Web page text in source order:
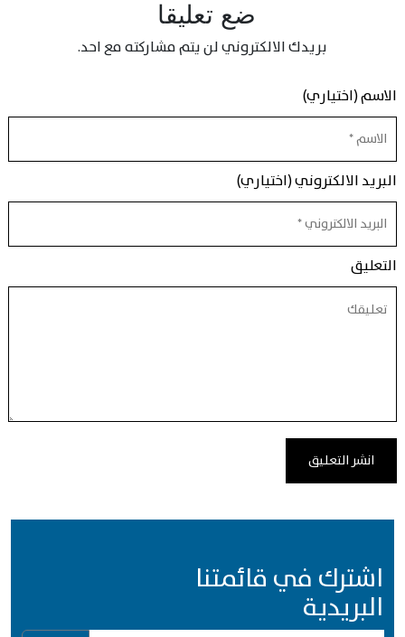
ضع تعليقا
بريدك الالكتروني لن يتم مشاركته مع احد.
الاسم (اختياري)
البريد الالكتروني (اختياري)
التعليق
اشترك في قائمتنا
البريدية